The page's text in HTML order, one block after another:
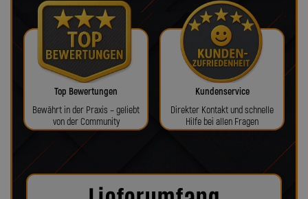
Top Bewertungen
Bewährt in der Praxis – geliebt
von der Community
Kundenservice
Direkter Kontakt und schnelle
Hilfe bei allen Fragen